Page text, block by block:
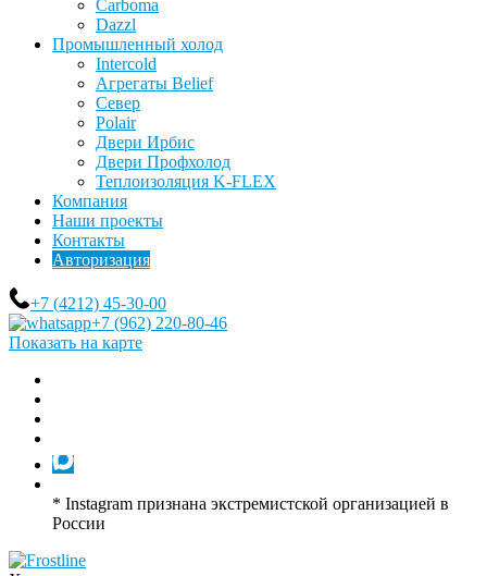
Carboma
Dazzl
Промышленный холод
Intercold
Агрегаты Belief
Север
Polair
Двери Ирбис
Двери Профхолод
Теплоизоляция K-FLEX
Компания
Наши проекты
Контакты
Авторизация
+7 (4212) 45-30-00
+7 (962) 220-80-46
Показать на карте
* Instagram признана экстремистской организацией в
России